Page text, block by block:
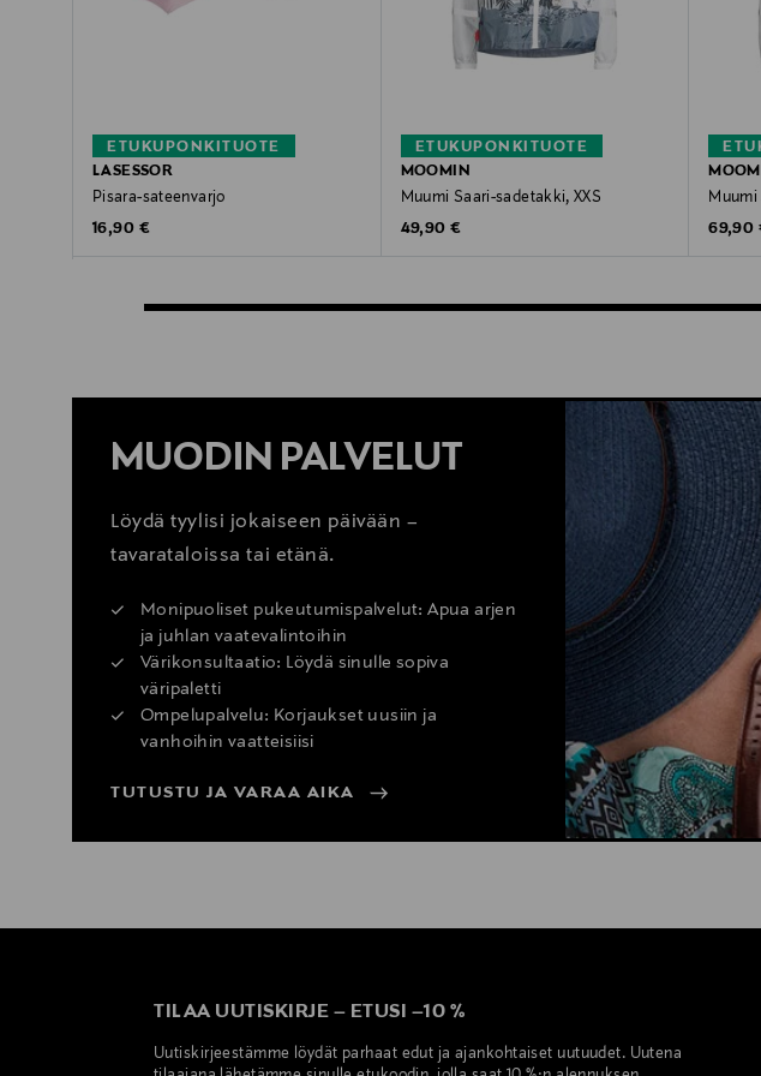
ETUKUPONKITUOTE
LASESSOR
Pisara-sateenvarjo
Original Price
16,90 €
ETUKUPONKITUOTE
MOOMIN
Muumi Saari-sadetakki, XXS
Original Price
49,90 €
Muumi
69,90
MUODIN PALVELUT
Löydä tyylisi jokaiseen päivään –
tavarataloissa tai etänä.
Monipuoliset pukeutumispalvelut: Apua arjen
ja juhlan vaatevalintoihin
Värikonsultaatio: Löydä sinulle sopiva
väripaletti
Ompelupalvelu: Korjaukset uusiin ja
vanhoihin vaatteisiisi
TUTUSTU JA VARAA AIKA
TILAA UUTISKIRJE – ETUSI –10 %
Uutiskirjeestämme löydät parhaat edut ja ajankohtaiset uutuudet. Uutena